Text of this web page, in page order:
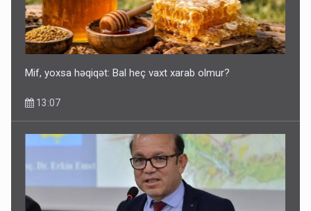
Mif, yoxsa həqiqət: Bal heç vaxt xarab olmur?
13:07